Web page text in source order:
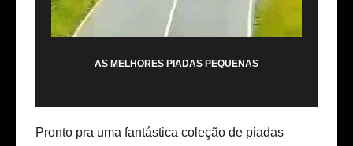
AS MELHORES PIADAS PEQUENAS
Pronto pra uma fantástica coleção de piadas